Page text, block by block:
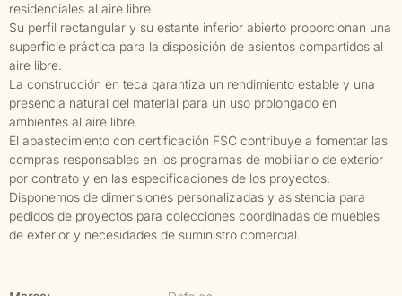
residenciales al aire libre.
Su perfil rectangular y su estante inferior abierto proporcionan una
superficie práctica para la disposición de asientos compartidos al
aire libre.
La construcción en teca garantiza un rendimiento estable y una
presencia natural del material para un uso prolongado en
ambientes al aire libre.
El abastecimiento con certificación FSC contribuye a fomentar las
compras responsables en los programas de mobiliario de exterior
por contrato y en las especificaciones de los proyectos.
Disponemos de dimensiones personalizadas y asistencia para
pedidos de proyectos para colecciones coordinadas de muebles
de exterior y necesidades de suministro comercial.